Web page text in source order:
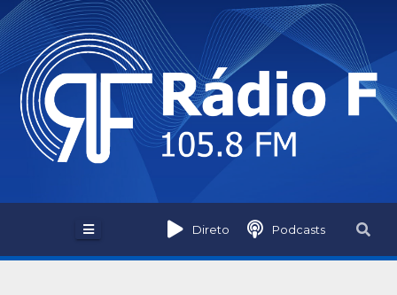
Skip
to
content
Direto Podcasts